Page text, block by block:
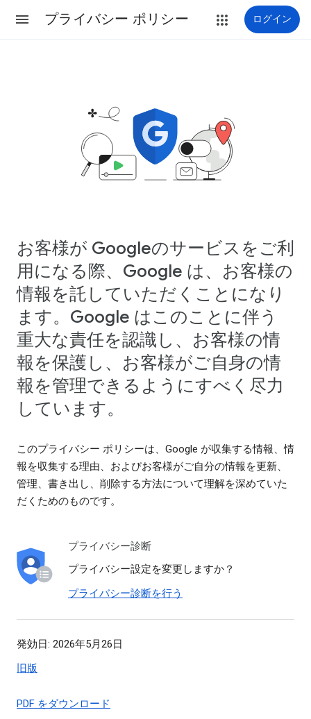
プライバシー ポリシー ログイン
お客様が Googleのサービスをご利
用になる際、Google は、お客様の
情報を託していただくことになり
ます。Google はこのことに伴う
重大な責任を認識し、お客様の情
報を保護し、お客様がご自身の情
報を管理できるようにすべく尽力
しています。
このプライバシー ポリシーは、Google が収集する情報、情
報を収集する理由、およびお客様がご自分の情報を更新、
管理、書き出し、削除する方法について理解を深めていた
だくためのものです。
プライバシー診断
プライバシー設定を変更しますか？
プライバシー診断を行う
発効日: 2026年5月26日
旧版
PDF をダウンロード